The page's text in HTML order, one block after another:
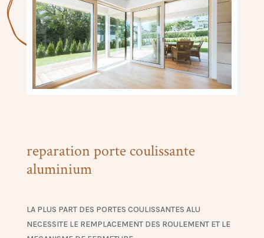
reparation porte coulissante
aluminium
LA PLUS PART DES PORTES COULISSANTES ALU
NECESSITE LE REMPLACEMENT DES ROULEMENT ET LE